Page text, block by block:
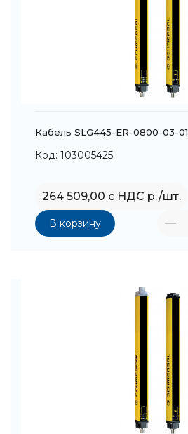
Кабель SLG445-ER-0800-03-01
Код: 103005425
264 509,00 с НДС р./шт.
В корзину